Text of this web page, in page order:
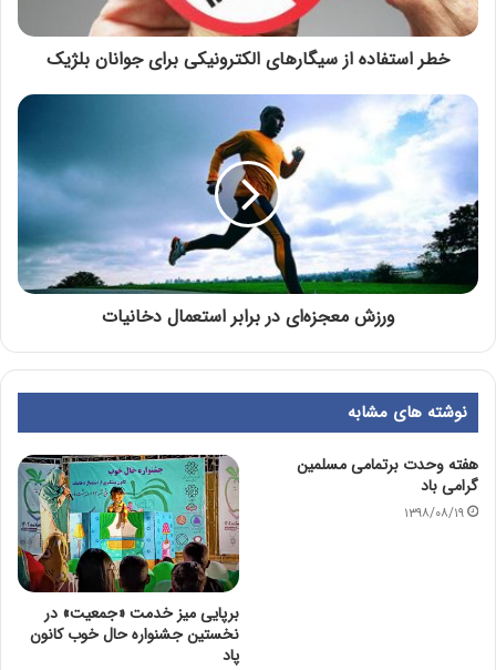
خطر استفاده از سیگارهای الکترونیکی برای جوانان بلژیک
ورزش معجزه‌ای در برابر استعمال دخانیات
نوشته های مشابه
هفته وحدت برتمامی مسلمین
گرامی باد
۱۳۹۸/۰۸/۱۹
برپایی میز خدمت «جمعیت» در
نخستین جشنواره حال خوب کانون
پاد